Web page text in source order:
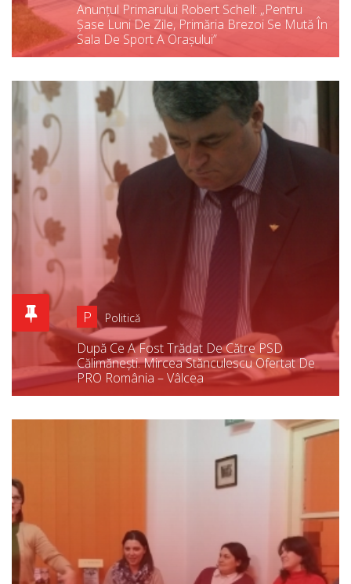
Anunțul Primarului Robert Schell: „pentru
Șase Luni De Zile, Primăria Brezoi Se Mută În
Sala De Sport A Orașului”
P Politică
După Ce A Fost Trădat De Către PSD
Călimănești. Mircea Stănculescu Ofertat De
PRO România – Vâlcea